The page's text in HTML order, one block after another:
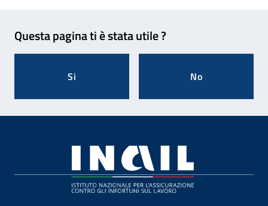
Questa pagina ti è stata utile ?
Si No